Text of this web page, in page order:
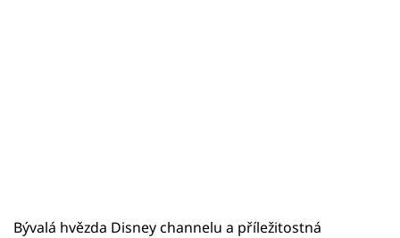
Bývalá hvězda Disney channelu a příležitostná